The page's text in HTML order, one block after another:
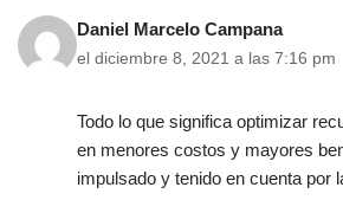
Daniel Marcelo Campana
el diciembre 8, 2021 a las 7:16 pm
Todo lo que significa optimizar
en menores costos y mayores
impulsado y tenido en cuenta por